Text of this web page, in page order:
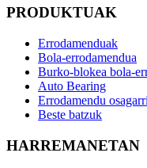
PRODUKTUAK
Errodamenduak
Bola-errodamendua
Burko-blokea bola-
Auto Bearing
Errodamendu
Beste batzuk
HARREMANETAN